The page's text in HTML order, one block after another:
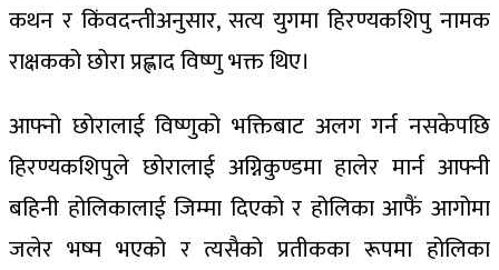
कथन र किंवदन्तीअनुसार, सत्य युगमा हिरण्यकशिपु नामक
राक्षकको छोरा प्रह्लाद विष्णु भक्त थिए।
आफ्नो छोरालाई विष्णुको भक्तिबाट अलग गर्न नसकेपछि
हिरण्यकशिपुले छोरालाई अग्निकुण्डमा हालेर मार्न आफ्नी
बहिनी होलिकालाई जिम्मा दिएको र होलिका आफैं आगोमा
जलेर भष्म भएको र त्यसैको प्रतीकका रूपमा होलिका